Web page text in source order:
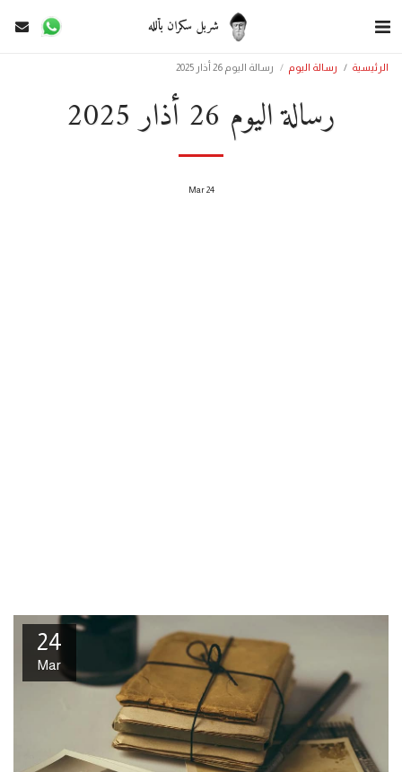
شربل سكران بألله
الرئيسية رسالة اليوم رسالة اليوم 26 أذار 2025
رسالة اليوم 26 أذار 2025
24
Mar
24
Mar